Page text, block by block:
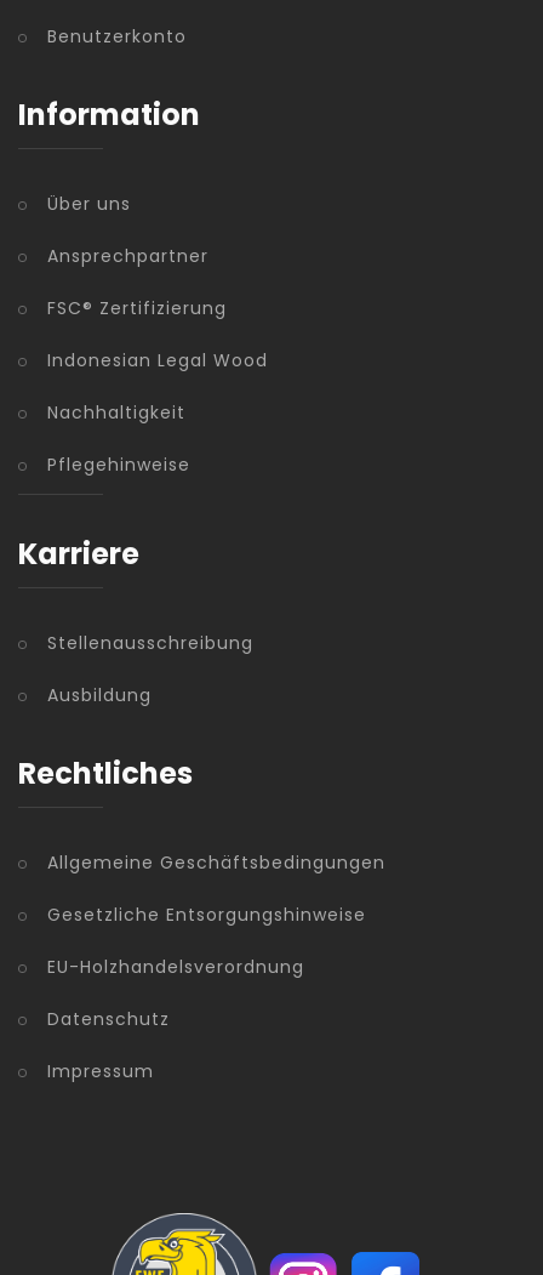
Benutzerkonto
Information
Über uns
Ansprechpartner
FSC® Zertifizierung
Indonesian Legal Wood
Nachhaltigkeit
Pflegehinweise
Karriere
Stellenausschreibung
Ausbildung
Rechtliches
Allgemeine Geschäftsbedingungen
Gesetzliche Entsorgungshinweise
EU-Holzhandelsverordnung
Datenschutz
Impressum